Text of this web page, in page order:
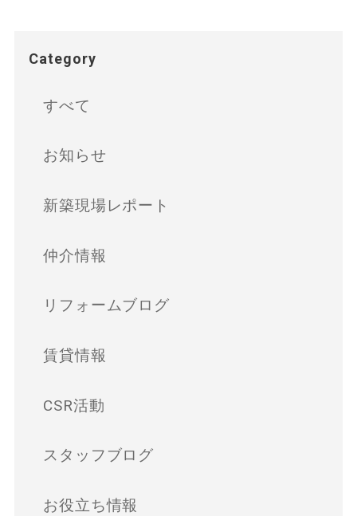
Category
すべて
お知らせ
新築現場レポート
仲介情報
リフォームブログ
賃貸情報
CSR活動
スタッフブログ
お役立ち情報